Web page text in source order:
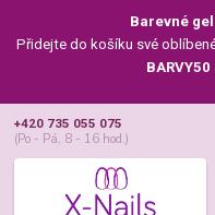
Barevné
Přidejte do košíku své
BARVY50
+420 735 055 075
(Po - Pá, 8 - 16 hod.)